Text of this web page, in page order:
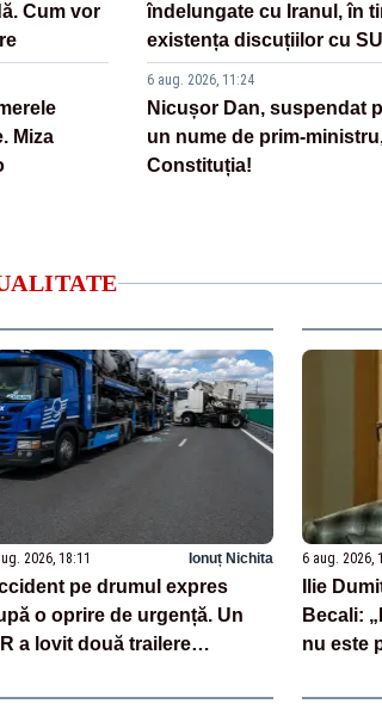
Cum vor
Miza
îndelungate cu Iranul, în
existența discuțiilor cu
6 aug. 2026, 11:24
Nicușor Dan, suspendat
un nume de prim-
Constituția!
2026, 18:11 Ionuț Nichita
pe drumul expres
o oprire de urgență. Un
a lovit două trailere
6 aug. 2026,
Ilie
Becali:
nu este